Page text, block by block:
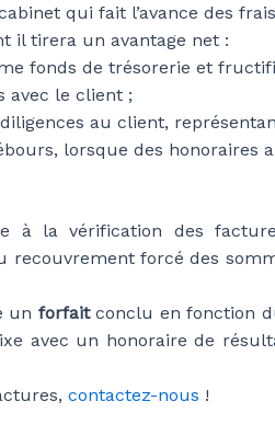
qui fait l’avance des
il tirera un avantage net :
fonds de trésorerie et
avec le client ;
au client,
lorsque des honoraires
à la vérification des
forcé des
un forfaitconclu en fonction
avec un honoraire de
contactez-nous !